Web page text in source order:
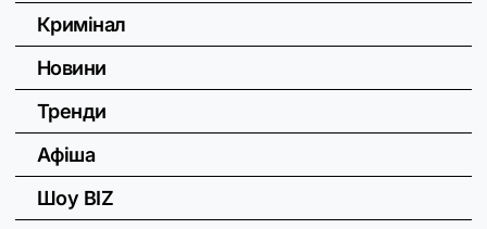
Кримінал
Новини
Тренди
Афіша
Шоу BIZ